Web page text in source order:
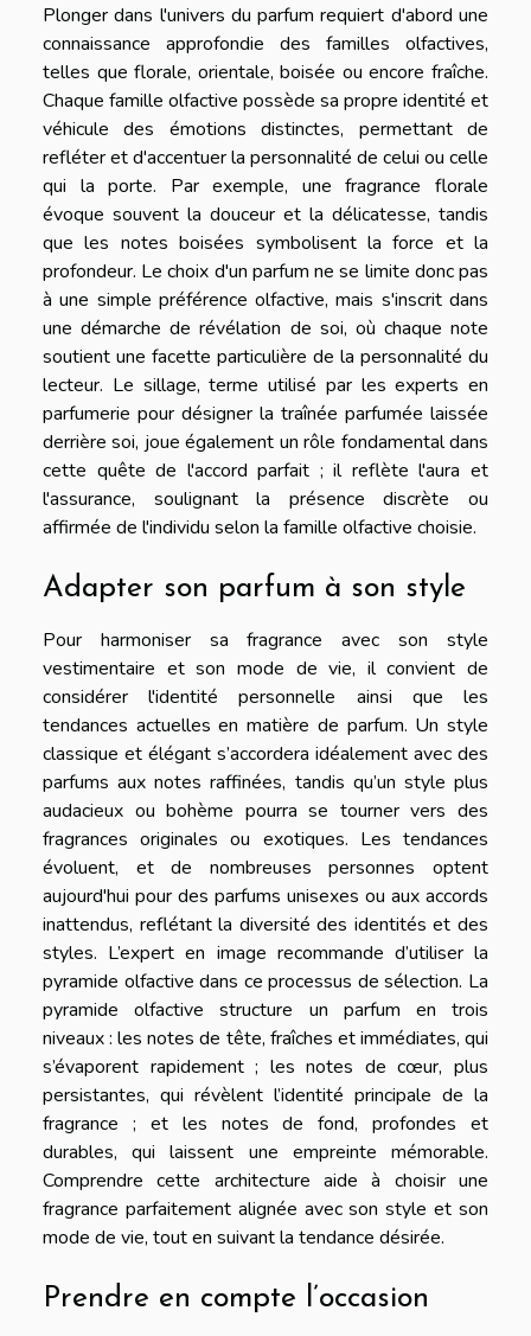
Plonger dans l'univers du parfum requiert d'abord une
connaissance approfondie des familles olfactives,
telles que florale, orientale, boisée ou encore fraîche.
Chaque famille olfactive possède sa propre identité et
véhicule des émotions distinctes, permettant de
refléter et d'accentuer la personnalité de celui ou celle
qui la porte. Par exemple, une fragrance florale
évoque souvent la douceur et la délicatesse, tandis
que les notes boisées symbolisent la force et la
profondeur. Le choix d'un parfum ne se limite donc pas
à une simple préférence olfactive, mais s'inscrit dans
une démarche de révélation de soi, où chaque note
soutient une facette particulière de la personnalité du
lecteur. Le sillage, terme utilisé par les experts en
parfumerie pour désigner la traînée parfumée laissée
derrière soi, joue également un rôle fondamental dans
cette quête de l'accord parfait ; il reflète l'aura et
l'assurance, soulignant la présence discrète ou
affirmée de l'individu selon la famille olfactive choisie.
Adapter son parfum à son style
Pour harmoniser sa fragrance avec son style
vestimentaire et son mode de vie, il convient de
considérer l'identité personnelle ainsi que les
tendances actuelles en matière de parfum. Un style
classique et élégant s’accordera idéalement avec des
parfums aux notes raffinées, tandis qu’un style plus
audacieux ou bohème pourra se tourner vers des
fragrances originales ou exotiques. Les tendances
évoluent, et de nombreuses personnes optent
aujourd'hui pour des parfums unisexes ou aux accords
inattendus, reflétant la diversité des identités et des
styles. L’expert en image recommande d’utiliser la
pyramide olfactive dans ce processus de sélection. La
pyramide olfactive structure un parfum en trois
niveaux : les notes de tête, fraîches et immédiates, qui
s’évaporent rapidement ; les notes de cœur, plus
persistantes, qui révèlent l’identité principale de la
fragrance ; et les notes de fond, profondes et
durables, qui laissent une empreinte mémorable.
Comprendre cette architecture aide à choisir une
fragrance parfaitement alignée avec son style et son
mode de vie, tout en suivant la tendance désirée.
Prendre en compte l’occasion